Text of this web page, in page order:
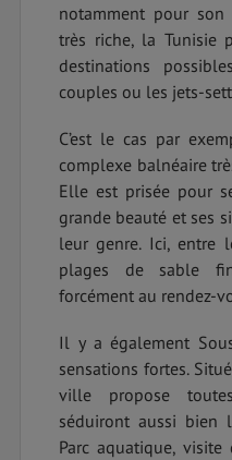
notamment pour
très riche, la Tunisie
destinations
couples ou les jets-
C’est le cas par
complexe balnéaire
Elle est prisée pour
grande beauté et ses
leur genre. Ici, entre
plages de sable
forcément au rendez-
Il y a également
sensations fortes.
ville propose
séduiront aussi bien
Parc aquatique,